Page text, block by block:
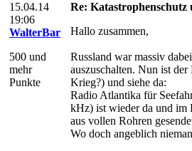
15.04.14
19:06
WalterBar
500 und
mehr
Punkte
Re:
Hallo zusammen,
Russland war massiv
auszuschalten. Nun ist
Krieg?) und siehe da:
Radio Atlantika für
kHz) ist wieder da und im
aus vollen Rohren
Wo doch angeblich